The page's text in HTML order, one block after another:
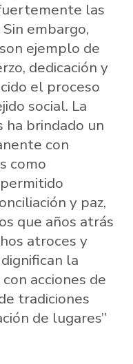
las
embargo,
ejemplo de
dedicación y
el proceso
social. La
ha brindado un
con
como
y paz,
que años atrás
atroces y
la
acciones de
tradiciones
de lugares”